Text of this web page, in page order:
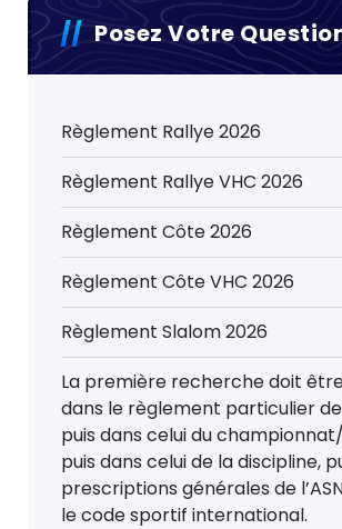
Posez Votre
Règlement Rallye 2026
Règlement Rallye VHC 2026
Règlement Côte 2026
Règlement Côte VHC 2026
Règlement Slalom 2026
La première recherche doit
dans le règlement particulier de
puis dans celui du
puis dans celui de la discipline,
prescriptions générales de
le code sportif international.